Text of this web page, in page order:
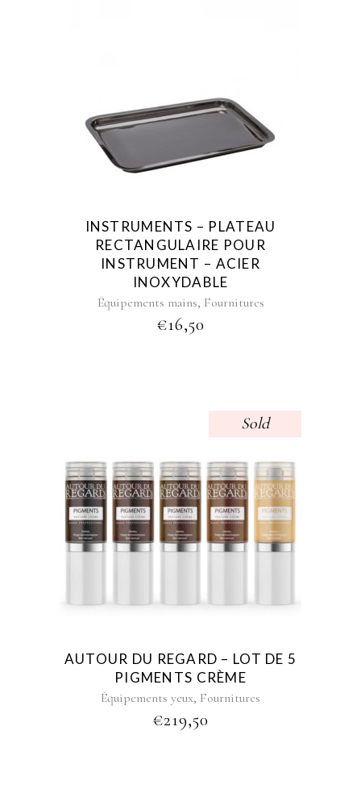
INSTRUMENTS – PLATEAU
RECTANGULAIRE POUR
INSTRUMENT – ACIER
INOXYDABLE
Équipements mains, Fournitures
€16,50
Sold
AUTOUR DU REGARD – LOT DE 5
PIGMENTS CRÈME
Équipements yeux, Fournitures
€219,50